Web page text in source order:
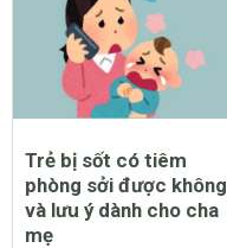
Trẻ bị sốt có tiêm
phòng sởi được không
và lưu ý dành cho cha
mẹ